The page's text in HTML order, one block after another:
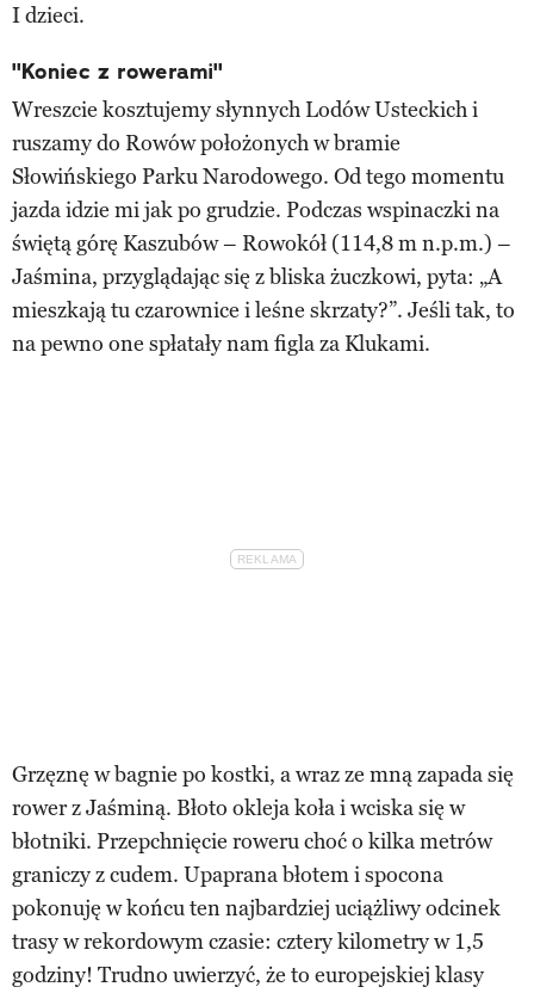
I dzieci.
"Koniec z rowerami"
Wreszcie kosztujemy słynnych Lodów Usteckich i
ruszamy do Rowów położonych w bramie
Słowińskiego Parku Narodowego. Od tego momentu
jazda idzie mi jak po grudzie. Podczas wspinaczki na
świętą górę Kaszubów – Rowokół (114,8 m n.p.m.) –
Jaśmina, przyglądając się z bliska żuczkowi, pyta: „A
mieszkają tu czarownice i leśne skrzaty?”. Jeśli tak, to
na pewno one spłatały nam figla za Klukami.
Grzęznę w bagnie po kostki, a wraz ze mną zapada się
rower z Jaśminą. Błoto okleja koła i wciska się w
błotniki. Przepchnięcie roweru choć o kilka metrów
graniczy z cudem. Upaprana błotem i spocona
pokonuję w końcu ten najbardziej uciążliwy odcinek
trasy w rekordowym czasie: cztery kilometry w 1,5
godziny! Trudno uwierzyć, że to europejskiej klasy